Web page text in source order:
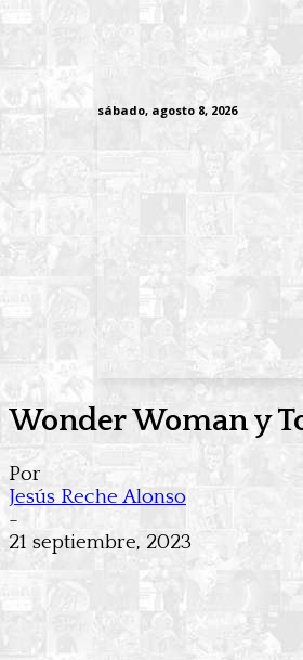
sábado, agosto 8, 2026
Wonder Woman y
Por
Jesús Reche Alonso
-
21 septiembre, 2023